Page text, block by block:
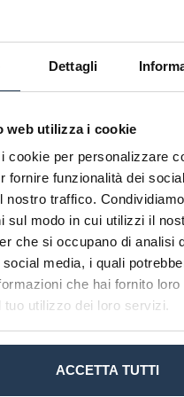
Dettagli
web utilizza i cookie
cookie per personalizzare
fornire funzionalità dei
nostro traffico.
sul modo in cui utilizzi il
che si occupano di analisi
social media, i quali
che hai fornito loro
tuo utilizzo dei loro servizi.
ACCETTA TUTTI
con i loro compagni di
materiali didattici
online intuitive.
IUL
da IUL
formazione IUL